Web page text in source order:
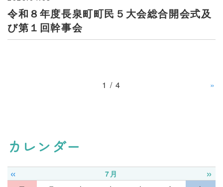
令和８年度長泉町町民５大会総合開会式及
び第１回幹事会
1 / 4 »
カレンダー
« 7月 »